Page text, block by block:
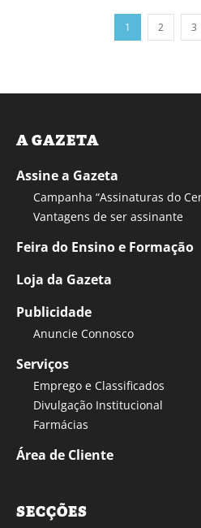
1 2 3
A GAZETA
Assine a Gazeta
Campanha “Assinaturas do
Vantagens de ser assinante
Feira do Ensino e Formação
Loja da Gazeta
Publicidade
Anuncie Connosco
Serviços
Emprego e Classificados
Divulgação Institucional
Farmácias
Área de Cliente
SECÇÕES